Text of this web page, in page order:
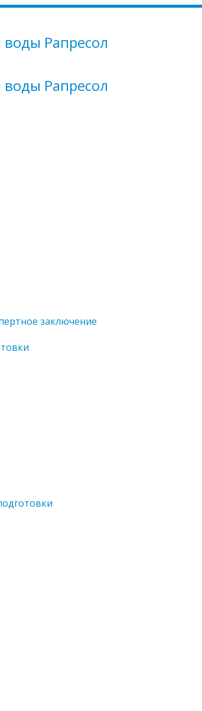
воды Рапресол
воды Рапресол
заключение